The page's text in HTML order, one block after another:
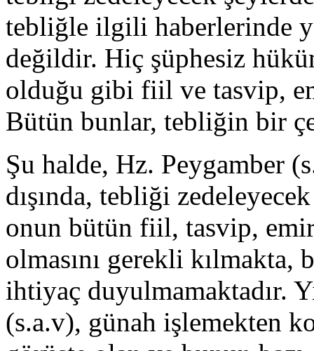
tebliğle ilgili haber­lerinde
değildir. Hiç şüphesiz
olduğu gibi fiil ve tasvip,
Bütün bunlar, tebliğin bir
Şu halde, Hz. Peygamber
dışında, tebliği
onun bütün fiil, tas­vip,
olmasını gerekli kılmakta,
ihtiyaç duyulmamaktadır.
(s.a.v), günah işlemekten